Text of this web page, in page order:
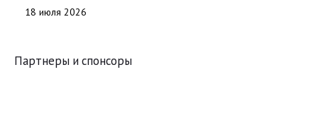
18 июля 2026
Партнеры и спонсоры